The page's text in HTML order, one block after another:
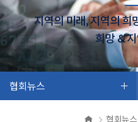
지역의 미래, 지역의 희
희망 &
협회뉴스
협회뉴스